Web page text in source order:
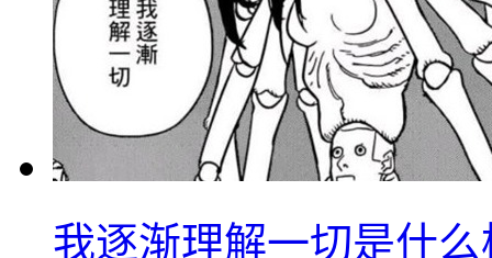
我逐渐理解一切是什